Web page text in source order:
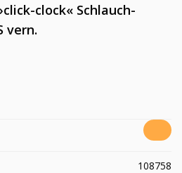
clock« Schlauch-
vern.
108758